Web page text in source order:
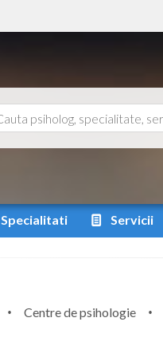
Specialitati Servicii
Centre de psihologie